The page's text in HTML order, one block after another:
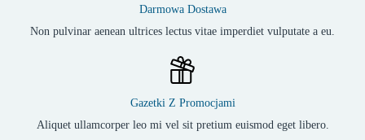
Darmowa Dostawa
Non pulvinar aenean ultrices lectus vitae imperdiet vulputate a eu.
Gazetki Z Promocjami
Aliquet ullamcorper leo mi vel sit pretium euismod eget libero.